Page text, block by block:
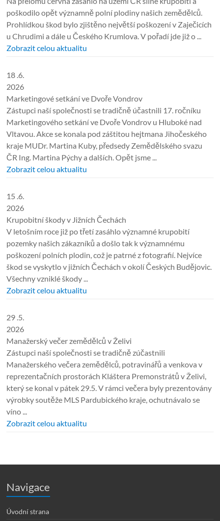
poškodilo opět významně polní plodiny našich zemědělců.
Prohlídkou škod bylo zjištěno největší poškození v Zaječicích
u Chrudimi a dále u Českého Krumlova. V pořadí jde již o ...
Zobrazit celou aktualitu
18 .6.
2026
Marketingové setkání ve Dvoře Vondrov
Zástupci naší společnosti se tradičně účastnili 17. ročníku
Marketingového setkání ve Dvoře Vondrov u Hluboké nad
Vltavou. Akce se konala pod záštitou hejtmana Jihočeského
kraje MUDr. Martina Kuby, předsedy Zemědělského svazu
ČR Ing. Martina Pýchy a dalších. Opět jsme ...
Zobrazit celou aktualitu
15 .6.
2026
Krupobitní škody v Jižních Čechách
V letošním roce již po třetí zasáhlo významné krupobití
pozemky našich zákazníků a došlo tak k významnému
poškození polních plodin, což je patrné z fotografií. Nejvíce
škod se vyskytlo v jižních Čechách v okolí Českých Budějovic.
Všechny vzniklé škody ...
Zobrazit celou aktualitu
29 .5.
2026
Manažerský večer zemědělců v Želivi
Zástupci naší společnosti se tradičně zúčastnili
Manažerského večera zemědělců, potravinářů a venkova v
reprezentačních prostorách Kláštera Premonstrátů v Želivi,
který se konal v pátek 29.5. V rámci večera byly prezentovány
výrobky soutěže MLS Pardubického kraje, ochutnávalo se
víno ...
Zobrazit celou aktualitu
Navigace
Úvodní strana